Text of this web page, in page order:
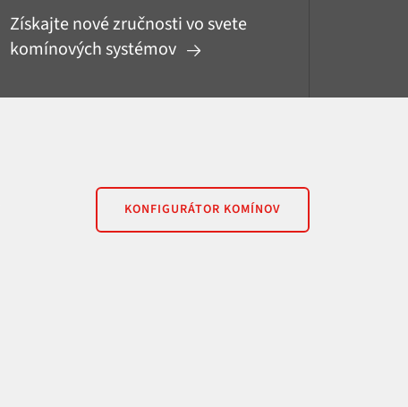
Získajte nové zručnosti vo svete
komínových systémov
KONFIGURÁTOR KOMÍNOV